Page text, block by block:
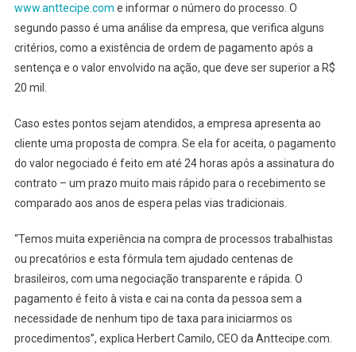
www.anttecipe.com e informar o número do processo. O
segundo passo é uma análise da empresa, que verifica alguns
critérios, como a existência de ordem de pagamento após a
sentença e o valor envolvido na ação, que deve ser superior a R$
20 mil.
Caso estes pontos sejam atendidos, a empresa apresenta ao
cliente uma proposta de compra. Se ela for aceita, o pagamento
do valor negociado é feito em até 24 horas após a assinatura do
contrato – um prazo muito mais rápido para o recebimento se
comparado aos anos de espera pelas vias tradicionais.
“Temos muita experiência na compra de processos trabalhistas
ou precatórios e esta fórmula tem ajudado centenas de
brasileiros, com uma negociação transparente e rápida. O
pagamento é feito à vista e cai na conta da pessoa sem a
necessidade de nenhum tipo de taxa para iniciarmos os
procedimentos”, explica Herbert Camilo, CEO da Anttecipe.com.